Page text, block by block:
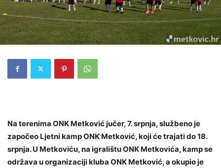
Na terenima ONK Metković jučer, 7. srpnja, službeno je
započeo Ljetni kamp ONK Metković, koji će trajati do 18.
srpnja. U Metkoviću, na igralištu ONK Metkovića, kamp se
održava u organizaciji kluba ONK Metković, a okupio je